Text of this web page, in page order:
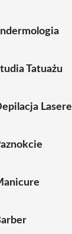
Tatuażu